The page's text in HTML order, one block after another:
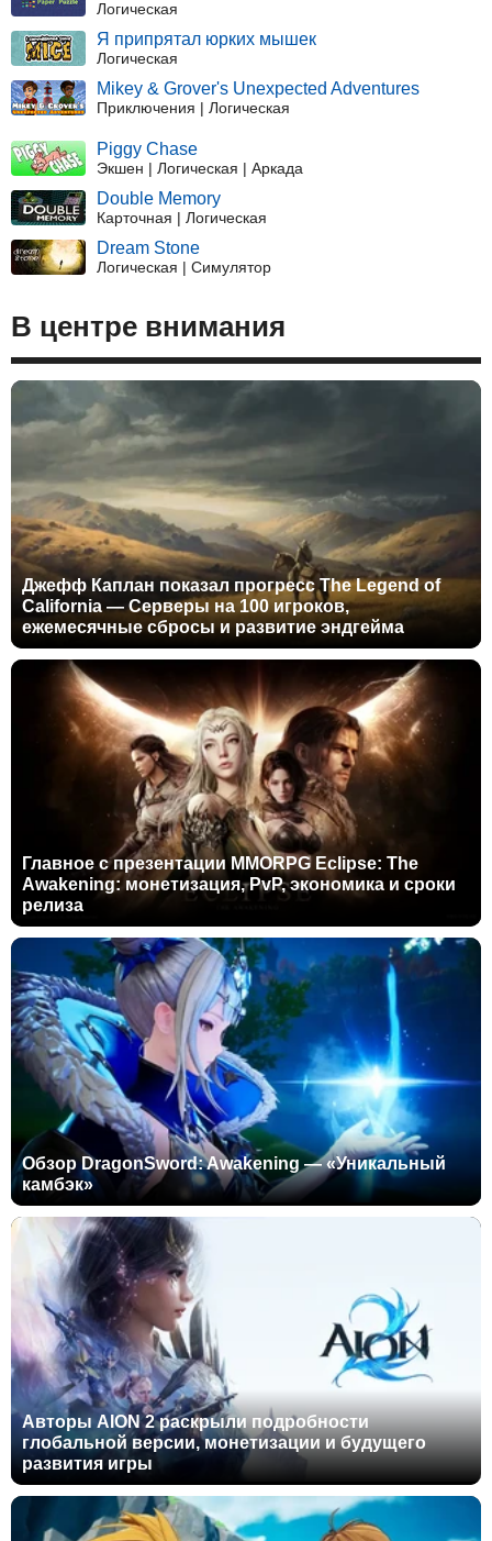
Логическая
Я припрятал юрких мышек
Логическая
Mikey & Grover's Unexpected Adventures
Приключения | Логическая
Piggy Chase
Экшен | Логическая | Аркада
Double Memory
Карточная | Логическая
Dream Stone
Логическая | Симулятор
В центре внимания
Джефф Каплан показал прогресс The Legend of
California — Серверы на 100 игроков,
ежемесячные сбросы и развитие эндгейма
Главное с презентации MMORPG Eclipse: The
Awakening: монетизация, PvP, экономика и сроки
релиза
Обзор DragonSword: Awakening — «Уникальный
камбэк»
Авторы AION 2 раскрыли подробности
глобальной версии, монетизации и будущего
развития игры